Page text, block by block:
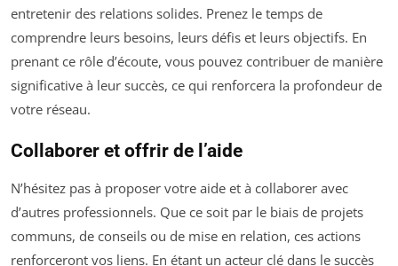
entretenir des relations solides. Prenez le temps de
comprendre leurs besoins, leurs défis et leurs objectifs. En
prenant ce rôle d’écoute, vous pouvez contribuer de manière
significative à leur succès, ce qui renforcera la profondeur de
votre réseau.
Collaborer et offrir de l’aide
N’hésitez pas à proposer votre aide et à collaborer avec
d’autres professionnels. Que ce soit par le biais de projets
communs, de conseils ou de mise en relation, ces actions
renforceront vos liens. En étant un acteur clé dans le succès